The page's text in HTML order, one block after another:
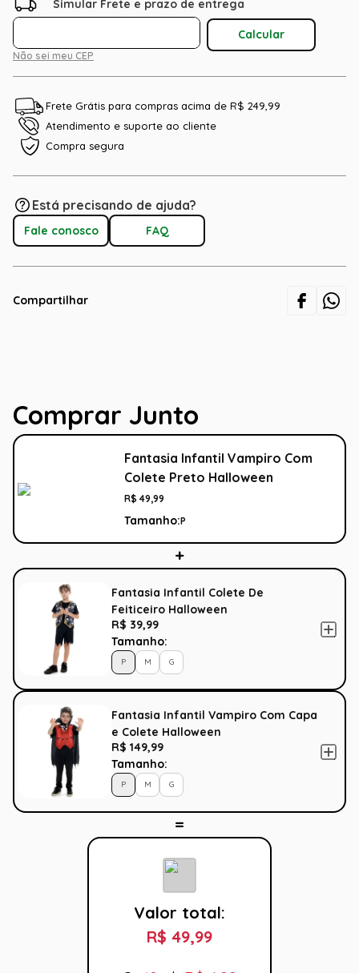
Não sei meu CEP
Frete Grátis para compras acima de R$ 249,99
Atendimento e suporte ao cliente
Compra segura
Está precisando de ajuda?
Fale conosco FAQ
Compartilhar
Comprar Junto
Fantasia Infantil Vampiro Com
Colete Preto Halloween
R$ 49,99
Tamanho:P
Fantasia Infantil Colete De
Feiticeiro Halloween
R$ 39,99
Tamanho:
P M G
Fantasia Infantil Vampiro Com Capa
e Colete Halloween
R$ 149,99
Tamanho:
P M G
Valor total:
R$ 49,99